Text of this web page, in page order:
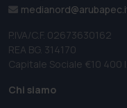
P.IVA/C.F. 02673630162
REA BG. 314170
Capitale Sociale €10 400
Chi siamo